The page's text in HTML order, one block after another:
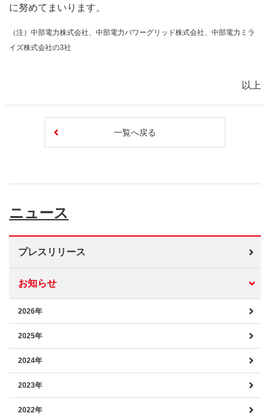
に努めてまいります。
（注）中部電力株式会社、中部電力パワーグリッド株式会社、中部電力ミラ
イズ株式会社の3社
以上
一覧へ戻る
ニュース
プレスリリース
お知らせ
2026年
2025年
2024年
2023年
2022年